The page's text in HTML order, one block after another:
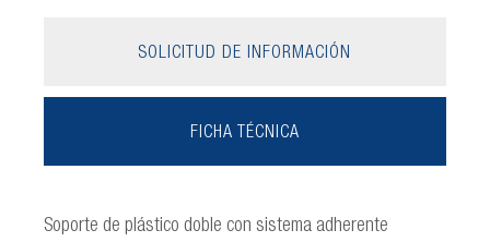
SOLICITUD DE INFORMACIÓN
FICHA TÉCNICA
Soporte de plástico doble con sistema adherente